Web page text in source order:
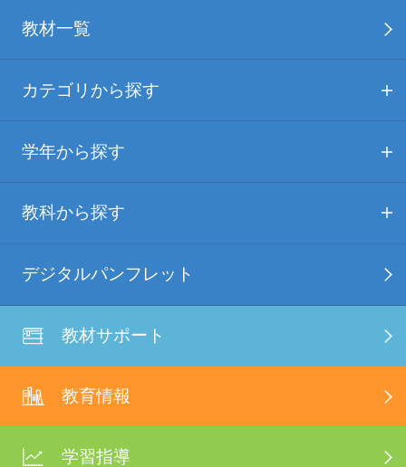
教材一覧
カテゴリから探す
学年から探す
教科から探す
デジタルパンフレット
教材サポート
教育情報
学習指導